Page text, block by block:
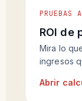
PRUEBAS
ROI de
Mira lo
ingresos
Abrir